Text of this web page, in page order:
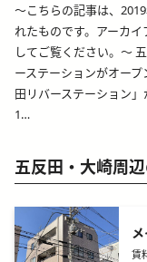
～こちらの記事は、
れたものです。アーカイ
してご覧ください。～
ーステーションがオープ
田リバーステーション」
1…
五反田・大崎周
賃